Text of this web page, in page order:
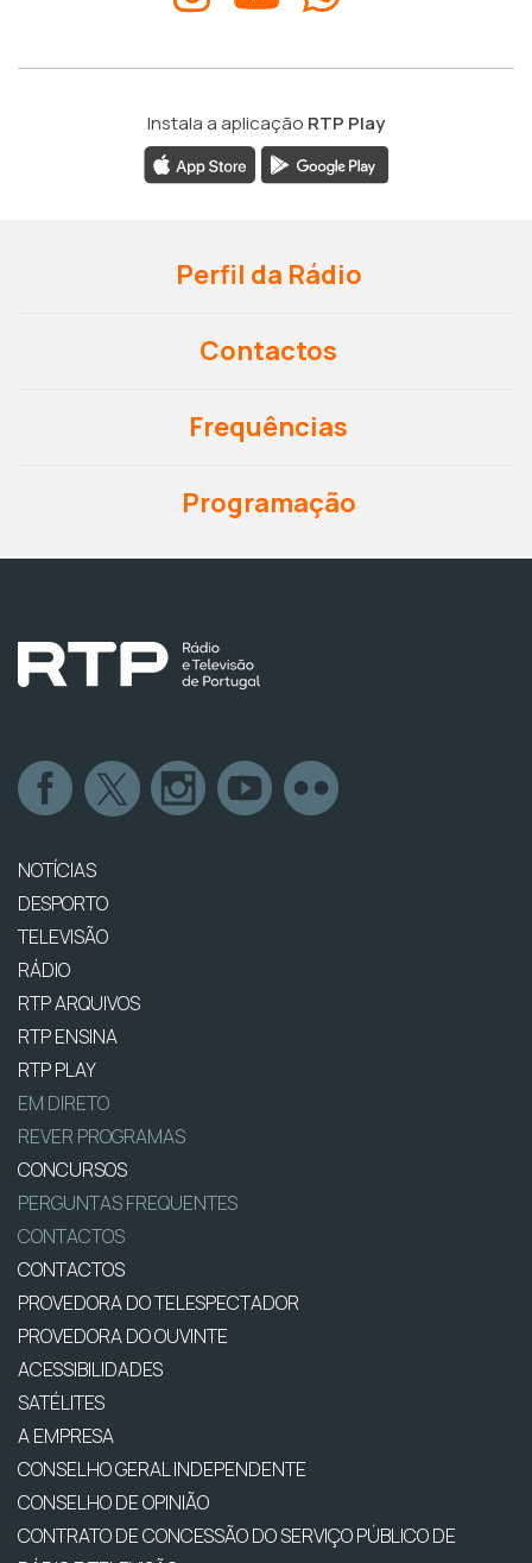
Instala a aplicação RTP Play
Perfil da Rádio
Contactos
Frequências
Programação
NOTÍCIAS
DESPORTO
TELEVISÃO
RÁDIO
RTP ARQUIVOS
RTP ENSINA
RTP PLAY
EM DIRETO
REVER PROGRAMAS
CONCURSOS
PERGUNTAS FREQUENTES
CONTACTOS
CONTACTOS
PROVEDORA DO TELESPECTADOR
PROVEDORA DO OUVINTE
ACESSIBILIDADES
SATÉLITES
A EMPRESA
CONSELHO GERAL INDEPENDENTE
CONSELHO DE OPINIÃO
CONTRATO DE CONCESSÃO DO SERVIÇO PÚBLICO DE